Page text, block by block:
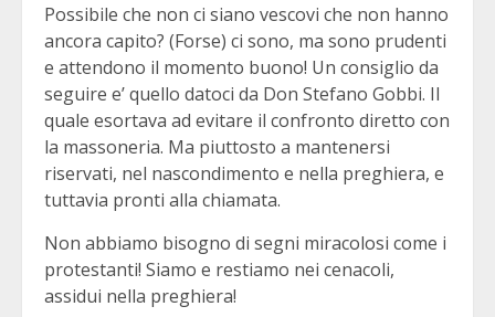
Possibile che non ci siano vescovi che non hanno
ancora capito? (Forse) ci sono, ma sono prudenti
e attendono il momento buono! Un consiglio da
seguire e’ quello datoci da Don Stefano Gobbi. Il
quale esortava ad evitare il confronto diretto con
la massoneria. Ma piuttosto a mantenersi
riservati, nel nascondimento e nella preghiera, e
tuttavia pronti alla chiamata.
Non abbiamo bisogno di segni miracolosi come i
protestanti! Siamo e restiamo nei cenacoli,
assidui nella preghiera!